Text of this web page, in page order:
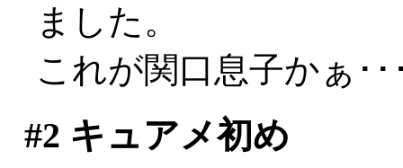
ました。
これが関口息子かぁ･･
#2 キュアメ初め